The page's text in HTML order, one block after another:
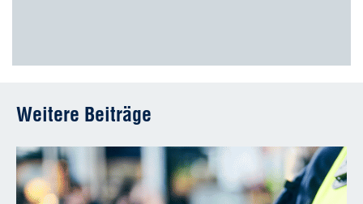
Weitere Beiträge